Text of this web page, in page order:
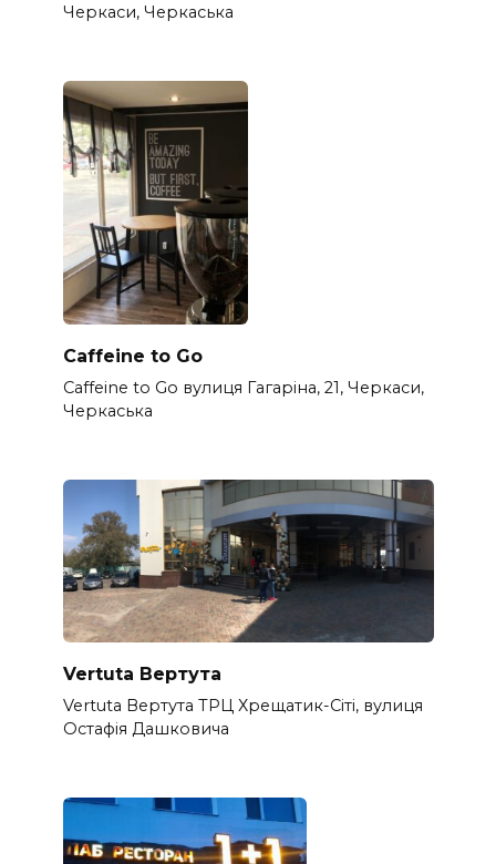
Черкаси, Черкаська
Caffeine to Go
Caffeine to Go вулиця Гагаріна, 21, Черкаси,
Черкаська
Vertuta Вертута
Vertuta Вертута ТРЦ Хрещатик-Сіті, вулиця
Остафія Дашковича